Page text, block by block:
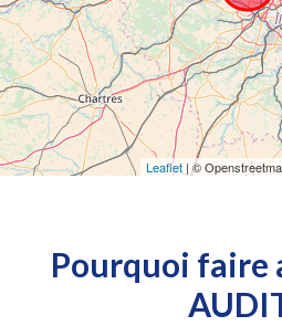
Leaflet | ©
Pourquoi faire